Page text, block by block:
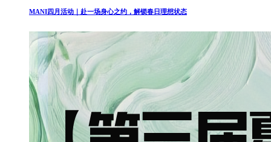
MANI四月活动｜赴一场身心之约，解锁春日理想状态